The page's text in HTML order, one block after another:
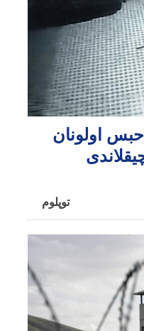
اولونان
توپلوم